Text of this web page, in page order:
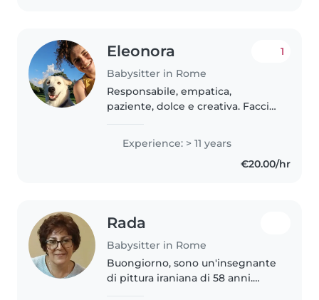
Eleonora
Babysitter in Rome
1
Responsabile, empatica,
paziente, dolce e creativa. Faccio
lavoro da più di 10 anni con
bambini di ogni fascia di età.
Automunita, disposta a preparare
Experience: > 11 years
€20.00/hr
Rada
Babysitter in Rome
Buongiorno, sono un'insegnante
di pittura iraniana di 58 anni.